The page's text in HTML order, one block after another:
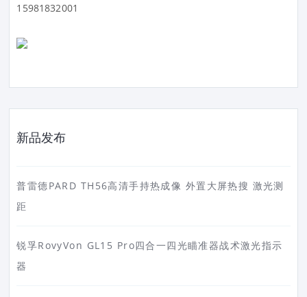
15981832001
新品发布
普雷德PARD TH56高清手持热成像 外置大屏热搜 激光测
距
锐孚RovyVon GL15 Pro四合一四光瞄准器战术激光指示
器